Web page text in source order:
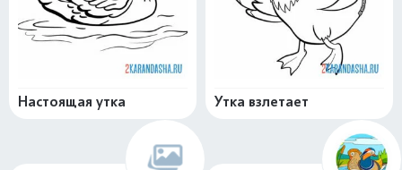
Настоящая утка Утка взлетает